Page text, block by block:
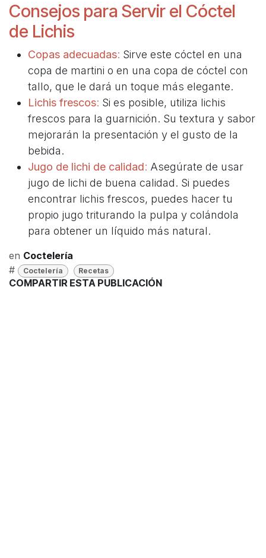
Consejos para Servir el Cóctel
de Lichis
Copas adecuadas: Sirve este cóctel en una
copa de martini o en una copa de cóctel con
tallo, que le dará un toque más elegante.
Lichis frescos: Si es posible, utiliza lichis
frescos para la guarnición. Su textura y sabor
mejorarán la presentación y el gusto de la
bebida.
Jugo de lichi de calidad: Asegúrate de usar
jugo de lichi de buena calidad. Si puedes
encontrar lichis frescos, puedes hacer tu
propio jugo triturando la pulpa y colándola
para obtener un líquido más natural.
en Coctelería
#
Coctelería Recetas
COMPARTIR ESTA PUBLICACIÓN